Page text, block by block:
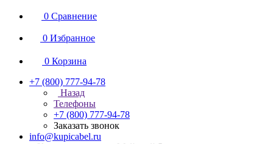
0 Сравнение
0 Избранное
0 Корзина
+7 (800) 777-94-78
Назад
Телефоны
+7 (800) 777-94-78
Заказать звонок
info@kupicabel.ru